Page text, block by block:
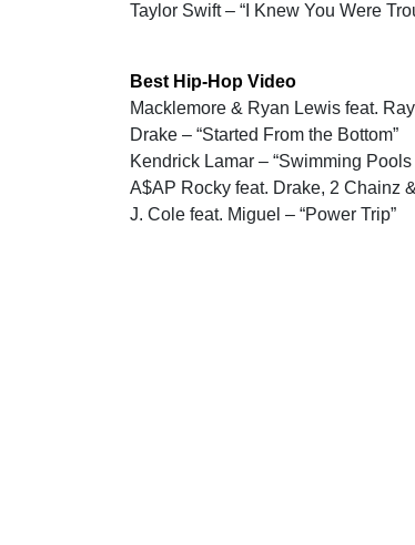
Taylor Swift – “I Knew You Were
Best Hip-Hop Video
Macklemore & Ryan Lewis feat.
Drake – “Started From the Bottom”
Kendrick Lamar – “Swimming Pools
A$AP Rocky feat. Drake, 2 Chainz
J. Cole feat. Miguel – “Power Trip”